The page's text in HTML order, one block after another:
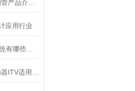
应用行业